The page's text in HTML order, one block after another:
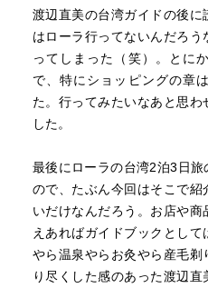
渡辺直美の台湾ガイドの後
はローラ行ってないんだろ
ってしまった（笑）。とに
で、特にショッピングの章
た。行ってみたいなあと思
した。
最後にローラの台湾2泊3日
ので、たぶん今回はそこで
いだけなんだろう。お店や商
えあればガイドブックとし
やら温泉やらお灸やら産毛
り尽くした感のあった渡辺